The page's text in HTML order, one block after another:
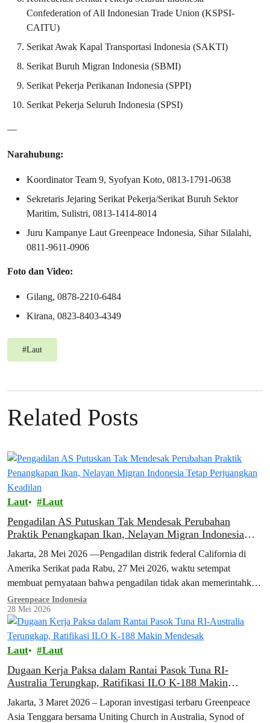
Confederation of All Indonesian Trade Union (KSPSI-
CAITU)
Serikat Awak Kapal Transportasi Indonesia (SAKTI)
Serikat Buruh Migran Indonesia (SBMI)
Serikat Pekerja Perikanan Indonesia (SPPI)
Serikat Pekerja Seluruh Indonesia (SPSI)
—
Narahubung:
Koordinator Team 9, Syofyan Koto, ‪0813‑1791‑0638
Sekretaris Jejaring Serikat Pekerja/Serikat Buruh Sektor
Maritim, Sulistri, 0813-1414-8014
Juru Kampanye Laut Greenpeace Indonesia, Sihar Silalahi,
0811-9611-0906
Foto dan Video:
Gilang, 0878-2210-6484
Kirana, 0823-8403-4349
#Laut
Related Posts
Laut Laut
Pengadilan AS Putuskan Tak Mendesak Perubahan
Praktik Penangkapan Ikan, Nelayan Migran Indonesia
Jakarta, 28 Mei 2026 —Pengadilan distrik federal California di
Amerika Serikat pada Rabu, 27 Mei 2026, waktu setempat
membuat pernyataan bahwa pengadilan tidak akan memerintahkan
Bumble Bee Foods untuk mengubah…
Greenpeace Indonesia
28 Mei 2026
Laut Laut
Dugaan Kerja Paksa dalam Rantai Pasok Tuna RI-
Australia Terungkap, Ratifikasi ILO K-188 Makin
Jakarta, 3 Maret 2026 – Laporan investigasi terbaru Greenpeace
Asia Tenggara bersama Uniting Church in Australia, Synod of